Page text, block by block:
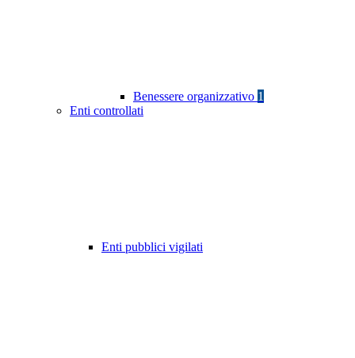
Benessere organizzativo 1
Enti controllati
Enti pubblici vigilati